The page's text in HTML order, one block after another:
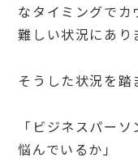
なタイミングでカ
難しい状況にあり
そうした状況を踏
「ビジネスパー
悩んでいるか」